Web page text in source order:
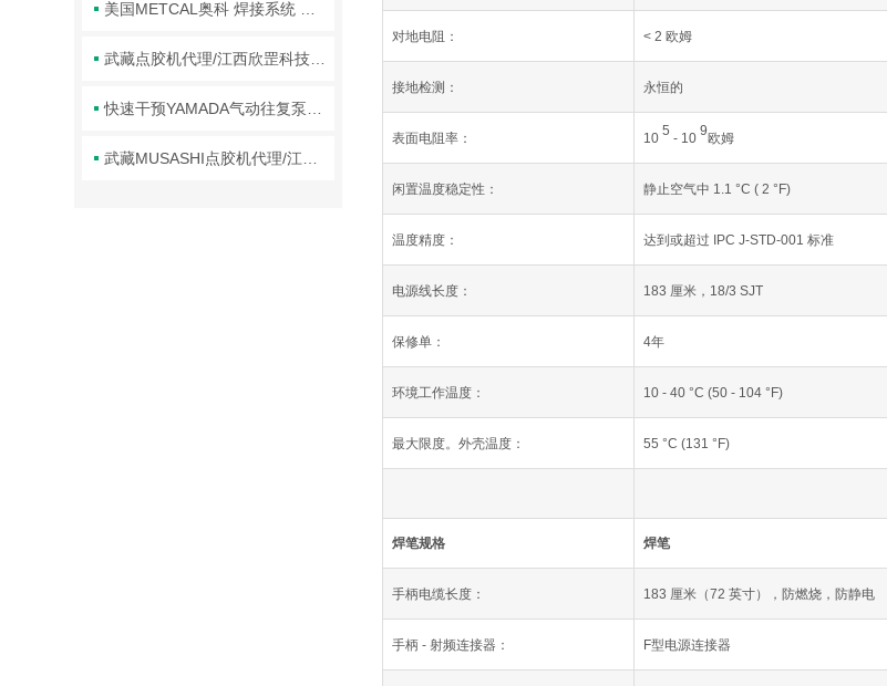
对地电阻： < 2 欧姆
接地检测： 永恒的
表面电阻率： 105 - 10 9欧姆
闲置温度稳定性： 静止空气中 1.1 °C ( 2 °F)
温度精度： 达到或超过 IPC J-STD-001 标准
电源线长度： 183 厘米，18/3 SJT
保修单： 4年
环境工作温度： 10 - 40 °C (50 - 104 °F)
最大限度。外壳温度： 55 °C (131 °F)
焊笔规格 焊笔
手柄电缆长度： 183 厘米（72 英寸），防燃烧，防静电
手柄 - 射频连接器： F型电源连接器